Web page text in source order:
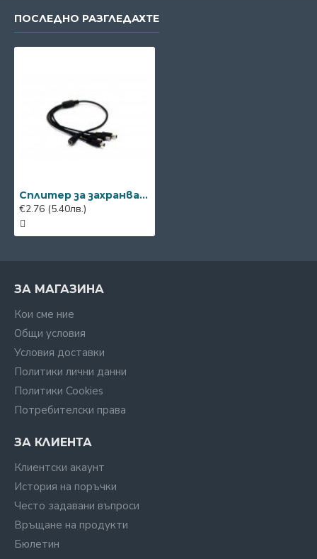
ПОСЛЕДНО РАЗГЛЕДАХТЕ
Сплитер за захранване 1 към 4
€2.76 (5.40лв.)
ЗА МАГАЗИНА
Кои сме ние
Общи условия
Условия доставки
Политики лични данни
Политики Cookies
Потребителски права
ЗА КЛИЕНТА
Клиентски акаунт
История на поръчки
Често задавани въпроси
Връщане на продукти
Бюлетин